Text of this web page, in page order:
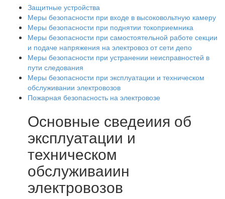
Защитные устройства
Меры безопасности при входе в высоковольтную камеру
Меры безопасности при поднятии токоприемника
Меры безопасности при самостоятельной работе секции
и подаче напряжения на электровоз от сети депо
Меры безопасности при устранении неисправностей в
пути следования
Меры безопасности при эксплуатации и техническом
обслуживании электровозов
Пожарная безопасность на электровозе
Основные сведеиия об
эксплуатации и
техническом
обслуживаиин
электровозов